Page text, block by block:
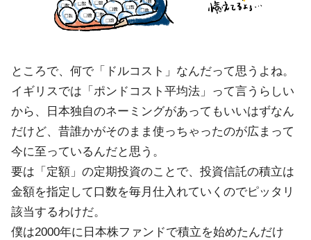
ところで、何で「ドルコスト」なんだって思うよね。
イギリスでは「ポンドコスト平均法」って言うらしい
から、日本独自のネーミングがあってもいいはずなん
だけど、昔誰かがそのまま使っちゃったのが広まって
今に至っているんだと思う。
要は「定額」の定期投資のことで、投資信託の積立は
金額を指定して口数を毎月仕入れていくのでピッタリ
該当するわけだ。
僕は2000年に日本株ファンドで積立を始めたんだけ